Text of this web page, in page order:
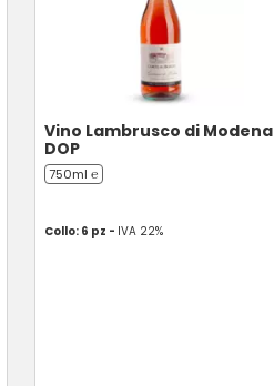
Vino Lambrusco di Modena
DOP
750ml ℮
Collo: 6 pz - IVA 22%